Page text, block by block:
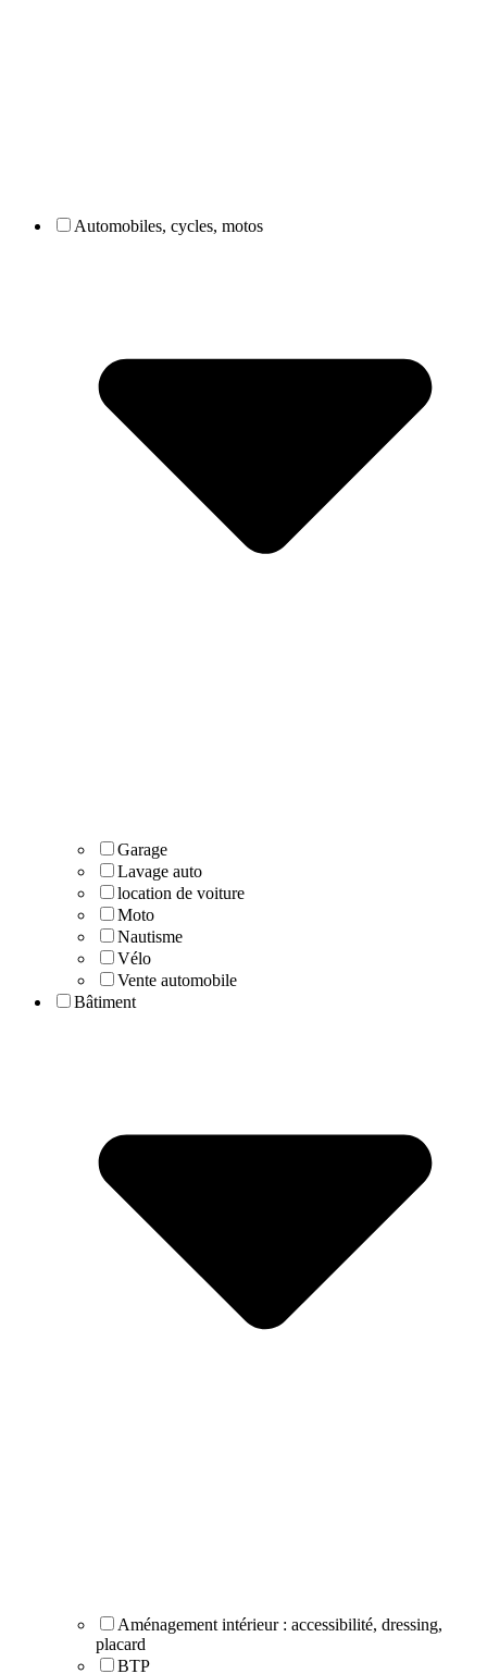
Automobiles, cycles, motos
Garage
Lavage auto
location de voiture
Moto
Nautisme
Vélo
Vente automobile
Bâtiment
Aménagement intérieur : accessibilité, dressing,
placard
BTP